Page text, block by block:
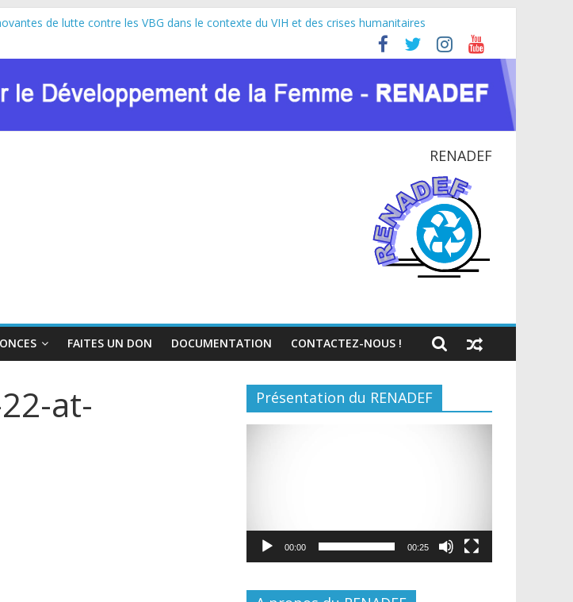
de lutte contre les VBG dans le contexte du VIH et des crises humanitaires
la Journée Internationale de la Femme Africaine (JIFA) 2026
RENADEF CONTRIBUE AU DIALOGUE NATIONAL EN RDC
RENADEF
FAITES UN DON DOCUMENTATION CONTACTEZ-NOUS !
at-
Présentation du RENADEF
00:00 00:25